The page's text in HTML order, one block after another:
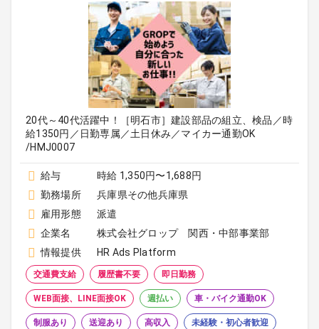
20代～40代活躍中！［明石市］建設部品の組立、検品／時
給1350円／日勤専属／土日休み／マイカー通勤OK
/HMJ0007
給与
時給 1,350円〜1,688円
勤務場所
兵庫県その他兵庫県
雇用形態
派遣
企業名
株式会社グロップ 関西・中部事業部
情報提供
HR Ads Platform
交通費支給 履歴書不要 即日勤務
WEB面接、LINE面接OK 週払い 車・バイク通勤OK
制服あり 送迎あり 高収入 未経験・初心者歓迎